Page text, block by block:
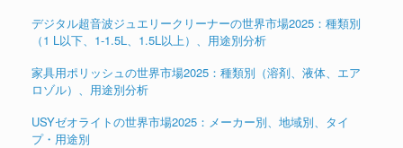
デジタル超音波ジュエリークリーナーの世界市場2025：種類別
（1 L以下、1-1.5L、1.5L以上）、用途別分析
家具用ポリッシュの世界市場2025：種類別（溶剤、液体、エア
ロゾル）、用途別分析
USYゼオライトの世界市場2025：メーカー別、地域別、タイ
プ・用途別